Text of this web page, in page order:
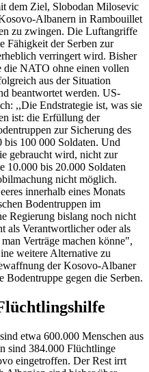
dem Ziel, Slobodan Milosevic
Albanern in Rambouillet
zu zwingen. Die Luftangriffe
Fähigkeit der Serben zur
verringert wird. Bisher
die NATO ohne einen vollen
aus der Situation
beantwortet werden. US-
,,Die Endstrategie ist, was sie
ist: die Erfüllung der
zur Sicherung des
100 000 Soldaten. Und
gebraucht wird, nicht zur
10.000 bis 20.000 Soldaten
nicht möglich.
innerhalb eines Monats
Bodentruppen im
Regierung bislang noch nicht
als Verantwortlicher oder als
Verträge machen könne",
weitere Alternative zu
der Kosovo-Albaner
Bodentruppe gegen die Serben.
etwa 600.000 Menschen aus
sind 384.000 Flüchtlinge
eingetroffen. Der Rest irrt